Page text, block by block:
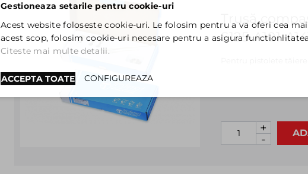
Trusă
S125-A101-
Pentru pistolete tăiere
+
-
Gestioneaza setarile pentru cookie-uri
Acest website foloseste cookie-uri. Le folosim pentru a va oferi cea
acest scop, folosim cookie-uri necesare pentru a asigura
Citeste mai multe detalii.
ACCEPTA TOATE CONFIGUREAZA